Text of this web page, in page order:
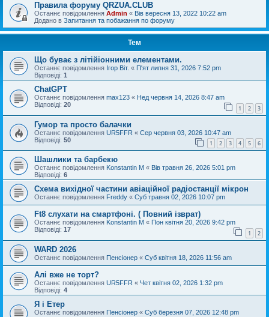
Правила форуму QRZUA.CLUB
Останнє повідомлення Admin « Вів вересня 13, 2022 10:22 am
Додано в Запитання та побажання по форуму
Тем
Що буває з літійіонними елементами.
Останнє повідомлення Ігор Віт. « П'ят липня 31, 2026 7:52 pm
Відповіді: 1
ChatGPT
Останнє повідомлення max123 « Нед червня 14, 2026 8:47 am
Відповіді: 20 1 2 3
Гумор та просто балачки
Останнє повідомлення UR5FFR « Сер червня 03, 2026 10:47 am
Відповіді: 50 1 2 3 4 5 6
Шашлики та барбекю
Останнє повідомлення Konstantin M « Вів травня 26, 2026 5:01 pm
Відповіді: 6
Схема вихідної частини авіаційної радіостанції мікрон
Останнє повідомлення Freddy « Суб травня 02, 2026 10:07 pm
Ft8 слухати на смартфоні. ( Повний ізврат)
Останнє повідомлення Konstantin M « Пон квітня 20, 2026 9:42 pm
Відповіді: 17 1 2
WARD 2026
Останнє повідомлення Пенсіонер « Суб квітня 18, 2026 11:56 am
Алі вже не торт?
Останнє повідомлення UR5FFR « Чет квітня 02, 2026 1:32 pm
Відповіді: 4
Я і Етер
Останнє повідомлення Пенсіонер « Суб березня 07, 2026 12:48 pm